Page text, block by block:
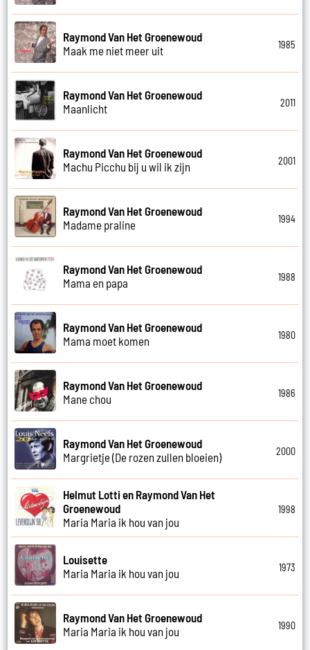
Raymond Van Het Groenewoud
Maak me niet meer uit
1985
Raymond Van Het Groenewoud
Maanlicht
2011
Raymond Van Het Groenewoud
Machu Picchu bij u wil ik zijn
2001
Raymond Van Het Groenewoud
Madame praline
1994
Raymond Van Het Groenewoud
Mama en papa
1988
Raymond Van Het Groenewoud
Mama moet komen
1980
Raymond Van Het Groenewoud
Mane chou
1986
Raymond Van Het Groenewoud
Margrietje (De rozen zullen bloeien)
2000
Helmut Lotti en Raymond Van Het
Groenewoud
Maria Maria ik hou van jou
1998
Louisette
Maria Maria ik hou van jou
1973
Raymond Van Het Groenewoud
Maria Maria ik hou van jou
1990